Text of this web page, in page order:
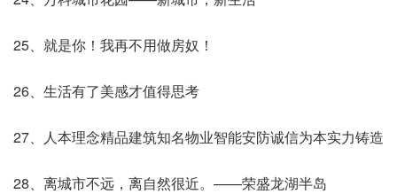
25、就是你！我再不用做房奴！
26、生活有了美感才值得思考
27、人本理念精品建筑知名物业智能安防诚信为本实力铸造
28、离城市不远，离自然很近。——荣盛龙湖半岛